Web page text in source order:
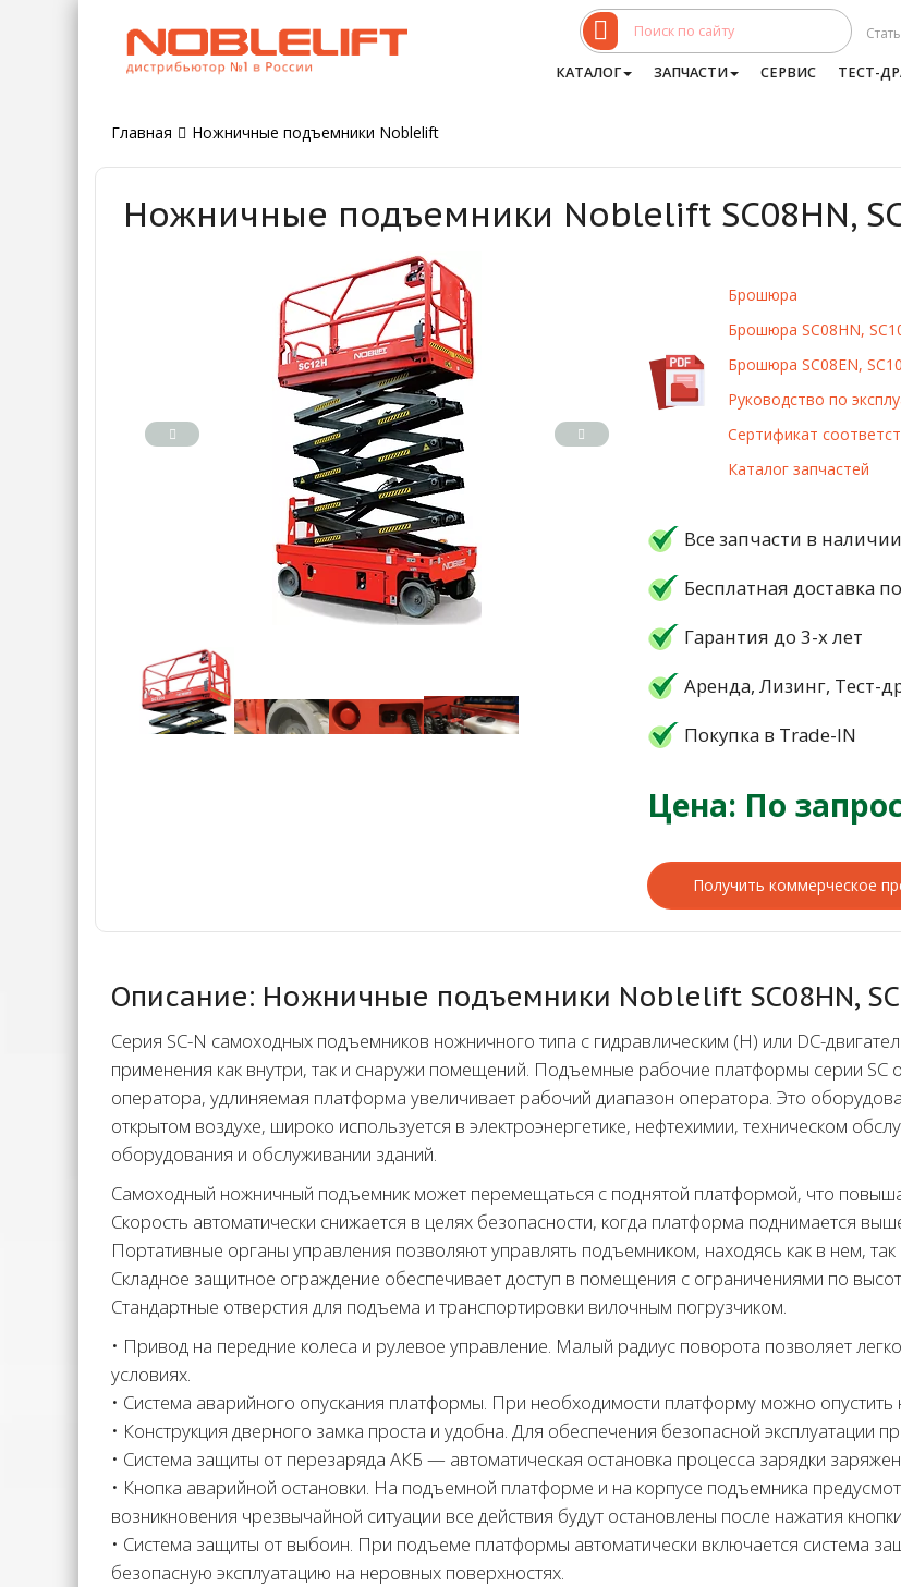
КАТАЛОГ ЗАПЧАСТИ СЕРВИС ТЕСТ-
Главная Ножничные подъемники Noblelift
Ножничные подъемники Noblelift SC08HN,
Брошюра
Брошюра SC08HN,
Брошюра SC08EN,
Руководство по
Сертификат
Каталог запчастей
Все запчасти в наличии
Бесплатная доставка
Гарантия до 3-х лет
Аренда, Лизинг, Тест-
Покупка в Trade-IN
Цена: По
Получить коммерческое
Описание: Ножничные подъемники Noblelift SC08HN,
Серия SC-N самоходных подъемников ножничного типа с гидравлическим (H) или DC-
применения как внутри, так и снаружи помещений. Подъемные рабочие платформы серии
оператора, удлиняемая платформа увеличивает рабочий диапазон оператора. Это
открытом воздухе, широко используется в электроэнергетике, нефтехимии, техническом
оборудования и обслуживании зданий.
Самоходный ножничный подъемник может перемещаться с поднятой платформой, что
Скорость автоматически снижается в целях безопасности, когда платформа поднимается
Портативные органы управления позволяют управлять подъемником, находясь как в нем,
Складное защитное ограждение обеспечивает доступ в помещения с ограничениями по
Стандартные отверстия для подъема и транспортировки вилочным погрузчиком.
• Привод на передние колеса и рулевое управление. Малый радиус поворота позволяет
условиях.
• Система аварийного опускания платформы. При необходимости платформу можно опустить
• Конструкция дверного замка проста и удобна. Для обеспечения безопасной эксплуатации
• Система защиты от перезаряда АКБ — автоматическая остановка процесса зарядки
• Кнопка аварийной остановки. На подъемной платформе и на корпусе подъемника
возникновения чрезвычайной ситуации все действия будут остановлены после нажатия
• Система защиты от выбоин. При подъеме платформы автоматически включается система
безопасную эксплуатацию на неровных поверхностях.